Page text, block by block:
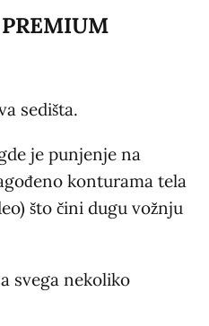
sedišta.
je punjenje na
konturama tela
što čini dugu vožnju
svega nekoliko